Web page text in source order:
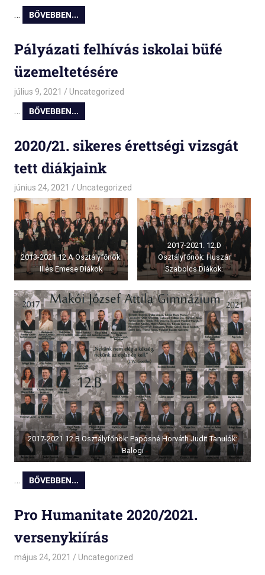
… BŐVEBBEN...
Pályázati felhívás iskolai büfé
üzemeltetésére
július 9, 2021 admin
Uncategorized
… BŐVEBBEN...
2020/21. sikeres érettségi vizsgát
tett diákjaink
június 24, 2021 admin
Uncategorized
2013-2021 12.A Osztályfőnök:
Illés Emese Diákok
2017-2021. 12.D
Osztályfőnök: Huszár
Szabolcs Diákok:
2017-2021 12.B Osztályfőnök: Papósné Horváth Judit Tanulók:
Balogi
… BŐVEBBEN...
Pro Humanitate 2020/2021.
versenykiírás
május 24, 2021 admin
Uncategorized